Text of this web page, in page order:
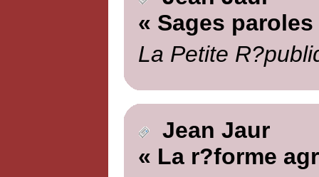
« Sages paroles
La Petite
Jean Jaur
« La r?forme